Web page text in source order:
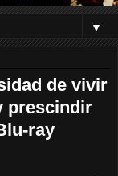
▼
de vivir
prescindir
ray